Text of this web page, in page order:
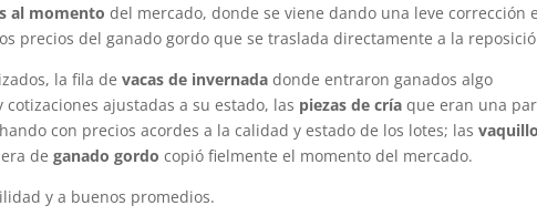
al momento del mercado, donde se viene dando una leve corrección
precios del ganado gordo que se traslada directamente a la
la fila devacas de invernada donde entraron ganados algo
ajustadas a su estado, las piezas de cría que eran una
con precios acordes a la calidad y estado de los lotes; las
deganado gordo copió fielmente el momento del mercado.
y a buenos promedios.